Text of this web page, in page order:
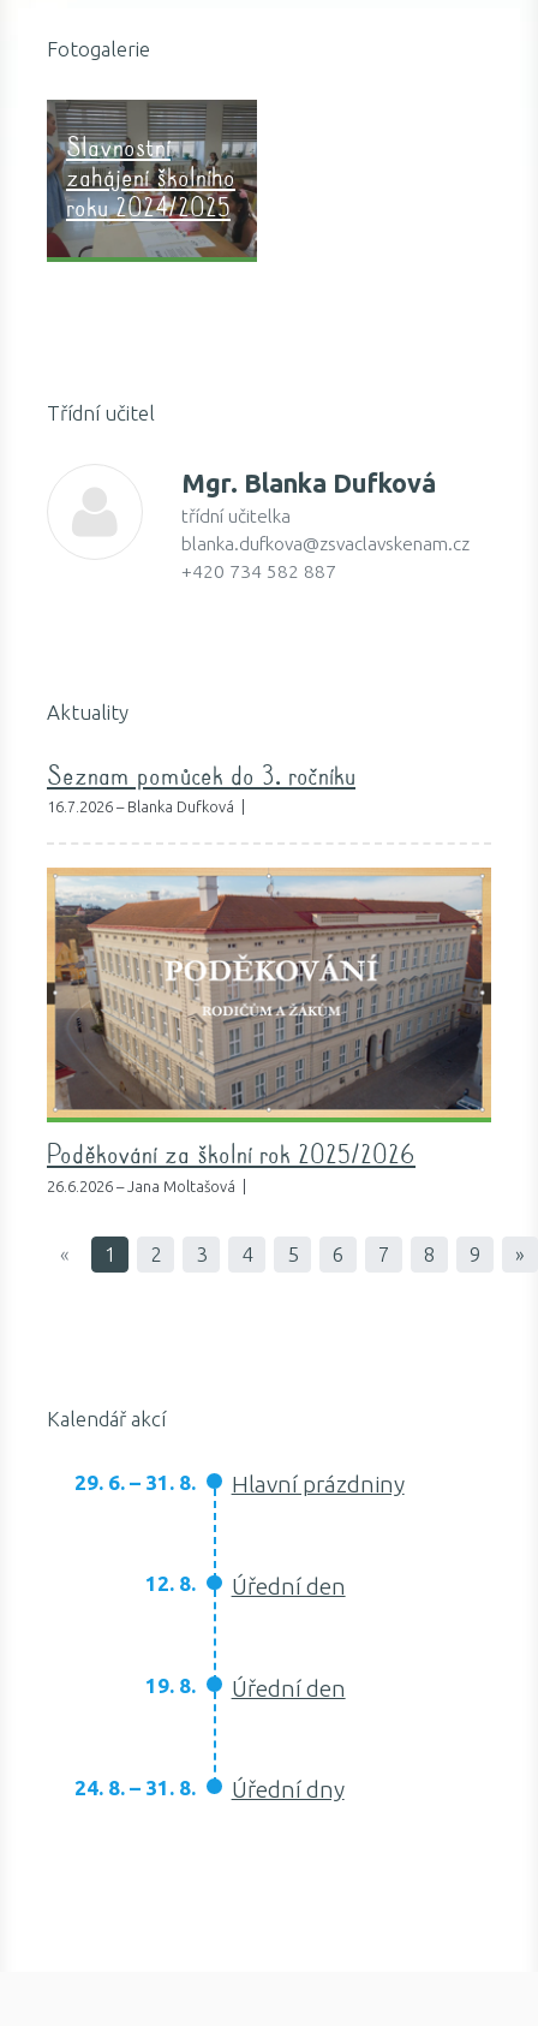
Fotogalerie
Slavnostní
zahájení školního
roku 2024/2025
Třídní učitel
Mgr. Blanka Dufková
třídní učitelka
blanka.dufkova@zsvaclavskenam.cz
+420 734 582 887
Aktuality
Seznam pomůcek do 3. ročníku
16.7.2026 – Blanka Dufková |
Poděkování za školní rok 2025/2026
26.6.2026 – Jana Moltašová |
« 1 2 3 4 5 6 7 8 9 »
Kalendář akcí
29. 6. – 31. 8. Hlavní prázdniny
12. 8. Úřední den
19. 8. Úřední den
24. 8. – 31. 8. Úřední dny